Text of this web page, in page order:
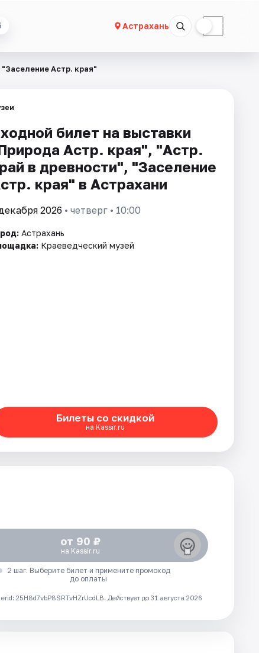
Астрахань ☾
Астр. края"
билет на выставки
Астр. края", "Астр.
в древности", "Заселение
края" в Астрахани
2026 • четверг • 10:00
Астрахань
Краеведческий музей
Билеты со скидкой
на Kassir.ru
от 90 ₽
на Kassir.ru
2 шаг. Выберите билет и примените промокод
до оплаты
25H8d7vbP8SRTvHZrUcdLB. Действует до 31 августа 2026